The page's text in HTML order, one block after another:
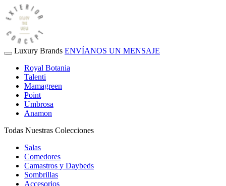
Luxury Brands ENVÍANOS UN MENSAJE
Royal Botania
Talenti
Mamagreen
Point
Umbrosa
Anamon
Todas Nuestras Colecciones
Salas
Comedores
Camastros y Daybeds
Sombrillas
Accesorios